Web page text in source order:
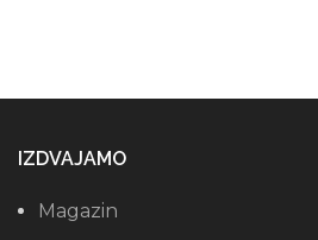
IZDVAJAMO
Magazin